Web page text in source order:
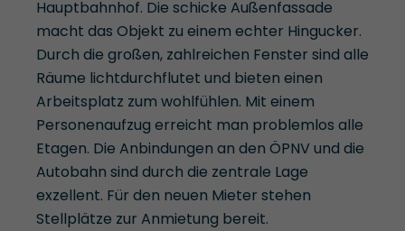
Hauptbahnhof. Die schicke Außenfassade
macht das Objekt zu einem echter Hingucker.
Durch die großen, zahlreichen Fenster sind alle
Räume lichtdurchflutet und bieten einen
Arbeitsplatz zum wohlfühlen. Mit einem
Personenaufzug erreicht man problemlos alle
Etagen. Die Anbindungen an den ÖPNV und die
Autobahn sind durch die zentrale Lage
exzellent. Für den neuen Mieter stehen
Stellplätze zur Anmietung bereit.